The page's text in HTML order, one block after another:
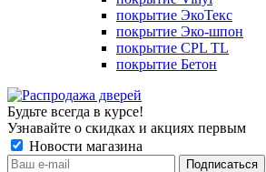
покрытие ЭкоТекс
покрытие Эко-шпон
покрытие CPL TL
покрытие Бетон
Будьте всегда в курсе!
Узнавайте о скидках и акциях первым
Новости магазина